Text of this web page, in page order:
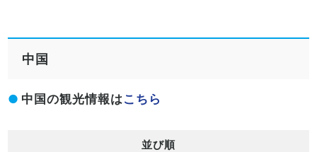
中国
中国の観光情報はこちら
並び順